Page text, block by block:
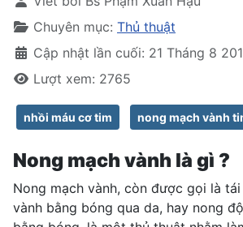
Chuyên mục: Thủ thuật
Cập nhật lần cuối: 21 Tháng 8
Lượt xem: 2765
nhồi máu cơ tim nong mạch vành
Nong mạch vành là gì ?
Nong mạch vành, còn được gọi là
vành bằng bóng qua da, hay nong